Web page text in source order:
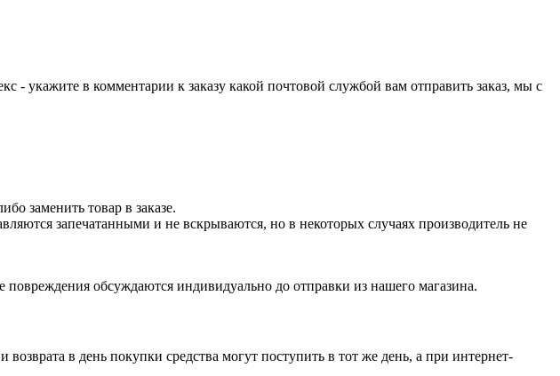
- укажите в комментарии к заказу какой почтовой службой вам отправить заказ, мы с
заменить товар в заказе.
запечатанными и не вскрываются, но в некоторых случаях производитель не
обсуждаются индивидуально до отправки из нашего магазина.
в день покупки средства могут поступить в тот же день, а при интернет-